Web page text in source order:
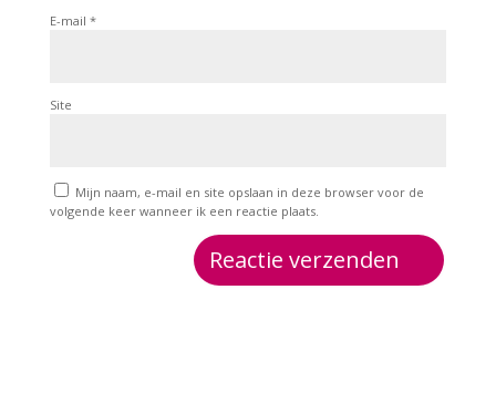
E-mail *
Site
Mijn naam, e-mail en site opslaan in deze browser voor de
volgende keer wanneer ik een reactie plaats.